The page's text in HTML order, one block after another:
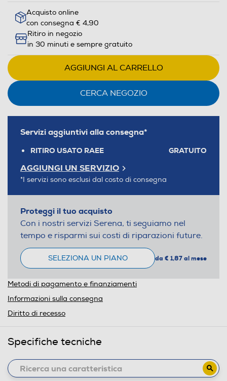
Acquisto online
con consegna € 4,90
Ritiro in negozio
in 30 minuti e sempre gratuito
AGGIUNGI AL CARRELLO
CERCA NEGOZIO
Servizi aggiuntivi alla consegna*
RITIRO USATO RAEE GRATUITO
AGGIUNGI UN SERVIZIO
*I servizi sono esclusi dal costo di consegna
Proteggi il tuo acquisto
Con i nostri servizi Serena, ti seguiamo nel
tempo e risparmi sui costi di riparazioni future.
SELEZIONA UN PIANO da € 1,87 al mese
Metodi di pagamento e finanziamenti
Informazioni sulla consegna
Diritto di recesso
Specifiche tecniche